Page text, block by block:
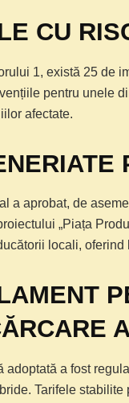
CU
1, există 25 de
pentru unele
afectate.
a aprobat, de
„Piața
locali,
adoptată a fost
Tarifele